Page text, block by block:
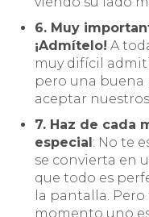
6. Muy
¡Admítelo! A
muy difícil
pero una buena
aceptar
7. Haz de cada
especial: No te
se convierta en
que todo es
la pantalla.
momento uno